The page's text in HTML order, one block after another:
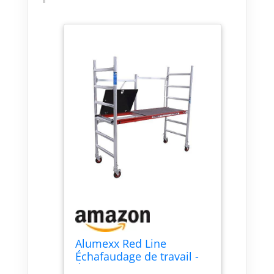
Alumexx Red Line
Échafaudage de travail -